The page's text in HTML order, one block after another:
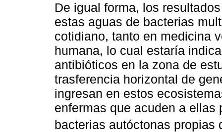
De igual forma, los
estas aguas de bacterias
cotidiano, tanto en medicina
humana, lo cual estaría
antibióticos en la zona de
trasferencia horizontal de
ingresan en estos
enfermas que acuden a
bacterias autóctonas propias